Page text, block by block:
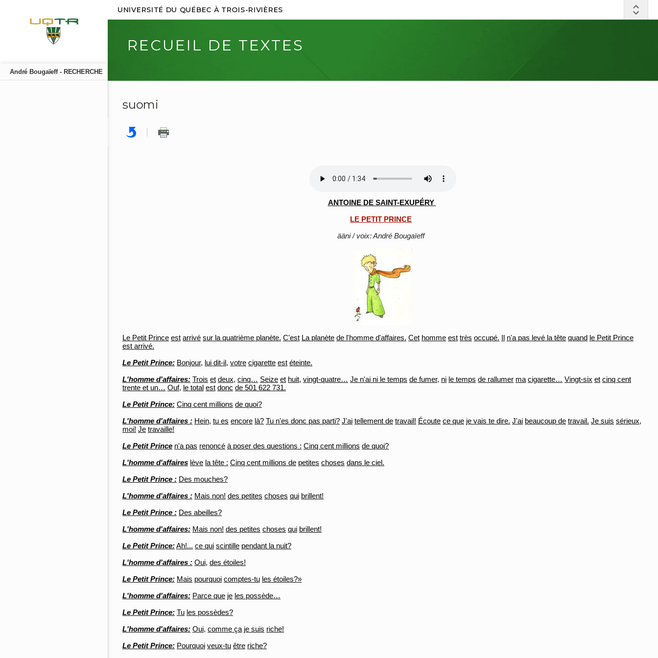
André Bougaïeff - RECHERCHE
UNIVERSITÉ DU QUÉBEC À TROIS-RIVIÈRES
RECUEIL DE TEXTES
suomi
ANTOINE DE SAINT-EXUPÉRY
LE PETIT PRINCE
ääni / voix: André Bougaïeff
Le Petit Prince est arrivé sur la quatrième planète. C'est La planète de l'homme d'affaires. Cet homme est très occupé. Il n'a pas levé la tête quand le Petit Prince
est arrivé.
Le Petit Prince: Bonjour, lui dit-il, votre cigarette est éteinte.
L'homme d'affaires: Trois et deux, cinq… Seize et huit, vingt-quatre… Je n'ai ni le temps de fumer, ni le temps de rallumer ma cigarette… Vingt-six et cinq cent
trente et un… Ouf, le total est donc de 501 622 731.
Le Petit Prince: Cinq cent millions de quoi?
L'homme d'affaires : Hein, tu es encore là? Tu n'es donc pas parti? J'ai tellement de travail! Écoute ce que je vais te dire. J'ai beaucoup de travail. Je suis sérieux,
moi! Je travaille!
Le Petit Prince n'a pas renoncé à poser des questions : Cinq cent millions de quoi?
L'homme d'affaires lève la tête : Cinq cent millions de petites choses dans le ciel.
Le Petit Prince : Des mouches?
L'homme d'affaires : Mais non! des petites choses qui brillent!
Le Petit Prince : Des abeilles?
L'homme d'affaires: Mais non! des petites choses qui brillent!
Le Petit Prince:Ah!... ce qui scintille pendant la nuit?
L'homme d'affaires : Oui, des étoiles!
Le Petit Prince: Mais pourquoi comptes-tu les étoiles?»
L'homme d'affaires: Parce que je les possède…
Le Petit Prince: Tu les possèdes?
L'homme d'affaires: Oui, comme ça je suis riche!
Le Petit Prince: Pourquoi veux-tu être riche?